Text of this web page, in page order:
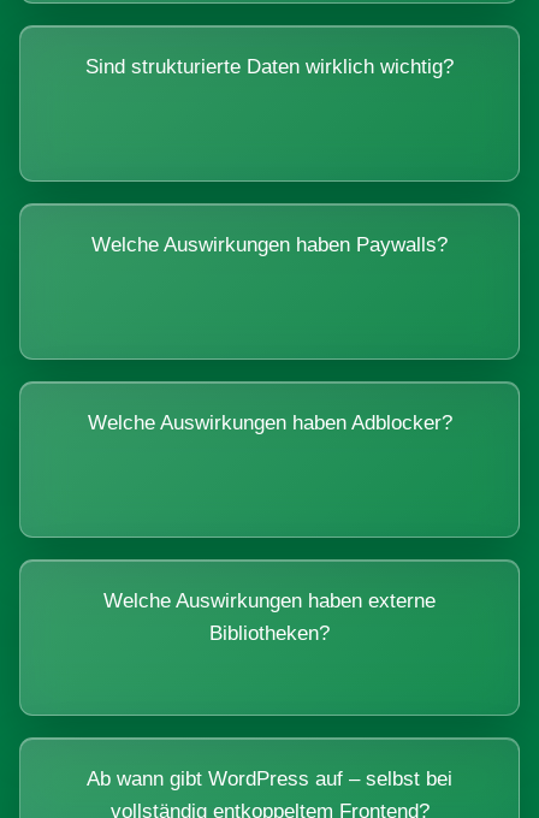
Sind strukturierte Daten wirklich wichtig?
Welche Auswirkungen haben Paywalls?
Welche Auswirkungen haben Adblocker?
Welche Auswirkungen haben externe
Bibliotheken?
Ab wann gibt WordPress auf – selbst bei
vollständig entkoppeltem Frontend?